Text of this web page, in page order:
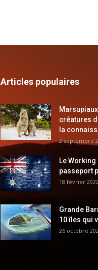
Articles populaires
créatures
la
2 septembre
Le
passeport
18 février
Grande
10 îles qui
26 octobre